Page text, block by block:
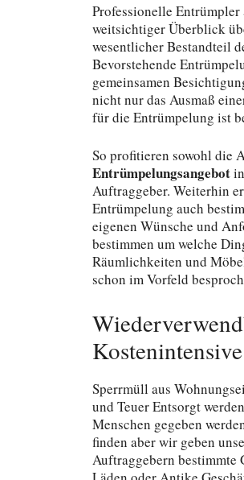
Professionelle
weitsichtiger Überblick
wesentlicher Bestandteil
Bevorstehende
gemeinsamen
nicht nur das Ausmaß
für die Entrümpelung ist
So profitieren sowohl die
Entrümpelungsangebot
Auftraggeber. Weiterhin
Entrümpelung auch
eigenen Wünsche und
bestimmen um welche
Räumlichkeiten und
schon im Vorfeld
Sperrmüll aus
und Teuer Entsorgt
Menschen gegeben
finden aber wir geben
Auftraggebern bestimmte